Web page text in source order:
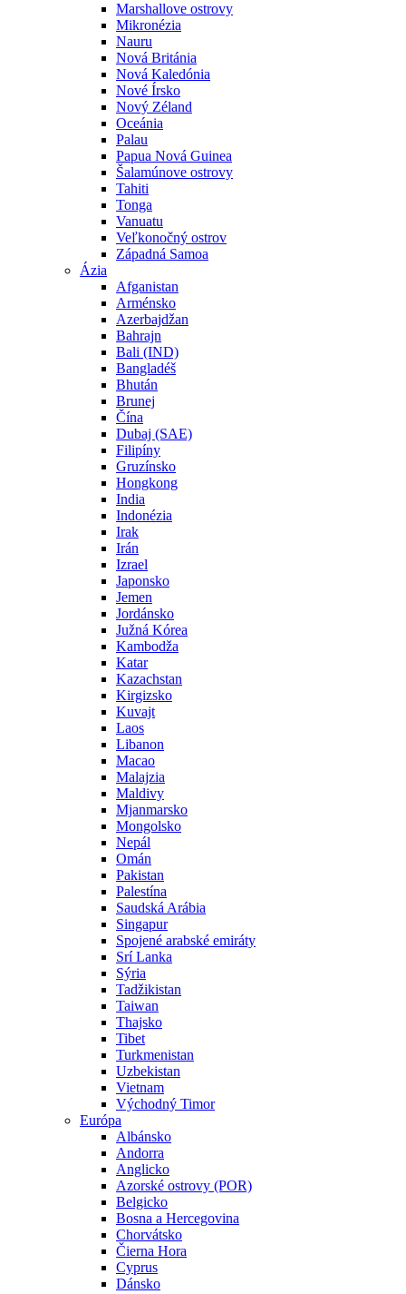
Marshallove ostrovy
Mikronézia
Nauru
Nová Británia
Nová Kaledónia
Nové Írsko
Nový Zéland
Oceánia
Palau
Papua Nová Guinea
Šalamúnove ostrovy
Tahiti
Tonga
Vanuatu
Veľkonočný ostrov
Západná Samoa
Ázia
Afganistan
Arménsko
Azerbajdžan
Bahrajn
Bali (IND)
Bangladéš
Bhután
Brunej
Čína
Dubaj (SAE)
Filipíny
Gruzínsko
Hongkong
India
Indonézia
Irak
Irán
Izrael
Japonsko
Jemen
Jordánsko
Južná Kórea
Kambodža
Katar
Kazachstan
Kirgizsko
Kuvajt
Laos
Libanon
Macao
Malajzia
Maldivy
Mjanmarsko
Mongolsko
Nepál
Omán
Pakistan
Palestína
Saudská Arábia
Singapur
Spojené arabské emiráty
Srí Lanka
Sýria
Tadžikistan
Taiwan
Thajsko
Tibet
Turkmenistan
Uzbekistan
Vietnam
Východný Timor
Európa
Albánsko
Andorra
Anglicko
Azorské ostrovy (POR)
Belgicko
Bosna a Hercegovina
Chorvátsko
Čierna Hora
Cyprus
Dánsko